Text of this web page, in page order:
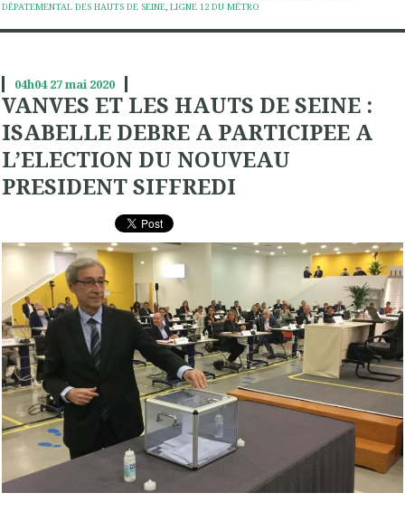
DÉPATEMENTAL DES HAUTS DE SEINE, LIGNE 12 DU MÉTRO
04h04 27mai 2020
VANVES ET LES HAUTS DE SEINE :
ISABELLE DEBRE A PARTICIPEE A
L’ELECTION DU NOUVEAU
PRESIDENT SIFFREDI